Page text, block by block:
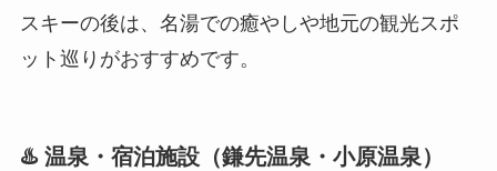
スキーの後は、名湯での癒やしや地元の観光スポ
ット巡りがおすすめです。
♨️ 温泉・宿泊施設（鎌先温泉・小原温泉）